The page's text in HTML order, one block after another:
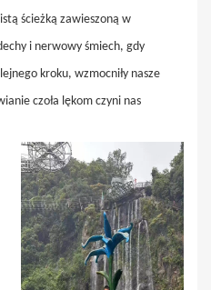
ścieżką zawieszoną w
i nerwowy śmiech, gdy
kroku, wzmocniły nasze
czoła lękom czyni nas